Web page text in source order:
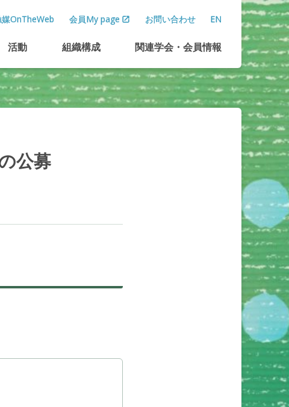
媒OnTheWeb 会員My page お問い合わせ EN
活動 組織構成 関連学会 ・会員情報
公募